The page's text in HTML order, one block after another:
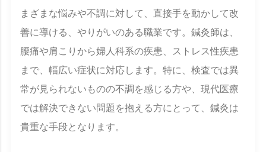
まざまな悩みや不調に対して、直接手を動かして改
善に導ける、やりがいのある職業です。鍼灸師は、
腰痛や肩こりから婦人科系の疾患、ストレス性疾患
まで、幅広い症状に対応します。特に、検査では異
常が見られないものの不調を感じる方や、現代医療
では解決できない問題を抱える方にとって、鍼灸は
貴重な手段となります。